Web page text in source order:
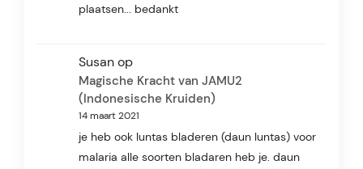
plaatsen... bedankt
Susanop
Magische Kracht van JAMU2
(Indonesische Kruiden)
14 maart 2021
je heb ook luntas bladeren (daun luntas) voor
malaria alle soorten bladaren heb je. daun